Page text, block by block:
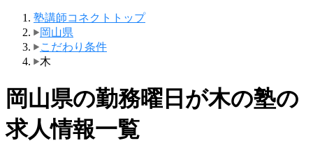
塾講師コネクトトップ
岡山県
こだわり条件
木
岡山県の勤務曜日が木の塾の
求人情報一覧